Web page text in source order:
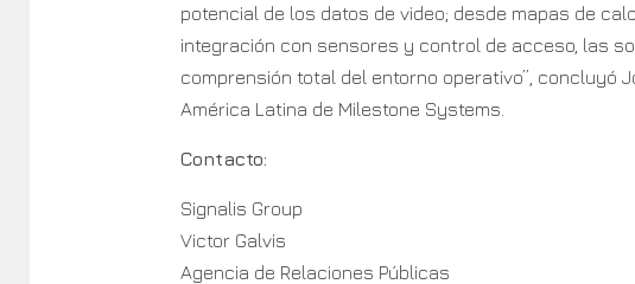
potencial de los datos de video; desde mapas de
integración con sensores y control de acceso, las
comprensión total del entorno operativo”, concluyó
América Latina de Milestone Systems.
Contacto:
Signalis Group
Victor Galvis
Agencia de Relaciones Públicas